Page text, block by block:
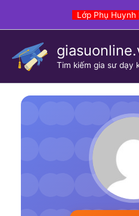
Lớp Phụ Huynh
Tim kiếm gia sư dạy